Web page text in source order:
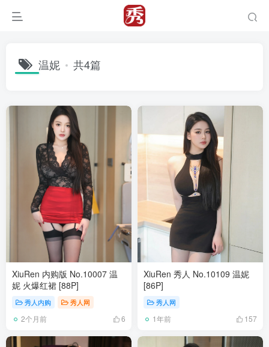
温妮 共4篇
XiuRen 内购版 No.10007 温
妮 火爆红裙 [88P]
秀人内购 秀人网
2个月前 6
XiuRen 秀人 No.10109 温妮
[86P]
秀人网
1年前 157